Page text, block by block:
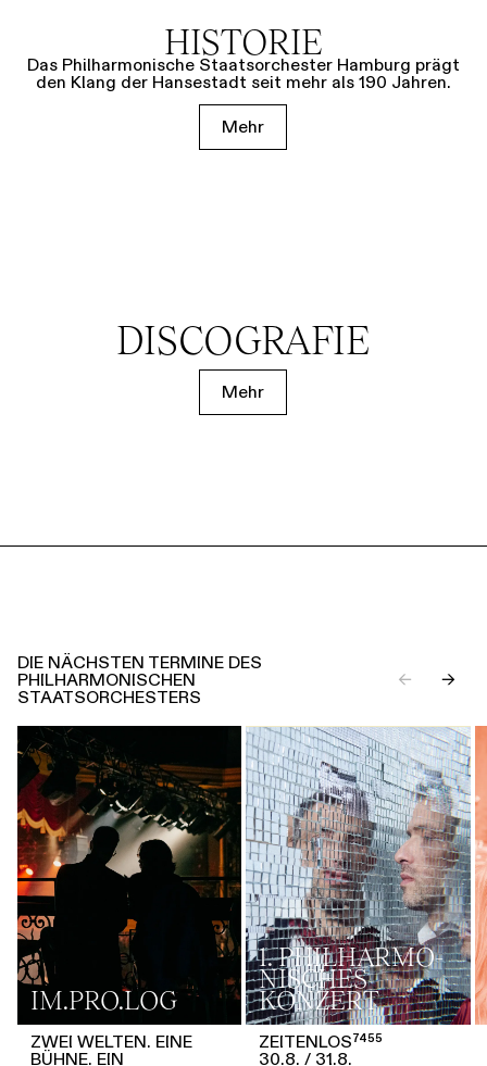
HISTORIE
Das Philharmonische Staatsorchester Hamburg prägt
den Klang der Hansestadt seit mehr als 190 Jahren.
Mehr
DISCOGRAFIE
Mehr
DIE NÄCHSTEN TERMINE DES
PHILHARMONISCHEN
STAATSORCHESTERS
← →
IM.PRO.LOG
ZWEI WELTEN. EINE
BÜHNE. EIN
1. PHILHARMO­
NISCHES
KONZERT
ZEITENLOS⁷⁴⁵⁵
30.8.
31.8.